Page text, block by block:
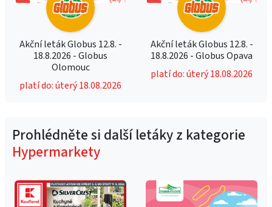
Akční leták Globus 12.8. -
18.8.2026 - Globus
Olomouc
platí do: úterý 18.08.2026
Akční leták Globus 12.8. -
18.8.2026 - Globus Opava
platí do: úterý 18.08.2026
Prohlédněte si další letáky z kategorie
Hypermarkety